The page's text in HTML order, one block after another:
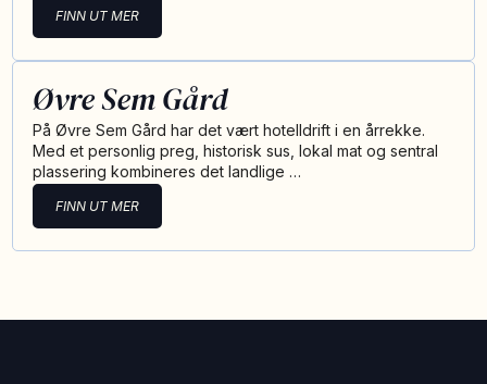
FINN UT MER
Øvre Sem Gård
På Øvre Sem Gård har det vært hotelldrift i en årrekke.
Med et personlig preg, historisk sus, lokal mat og sentral
plassering kombineres det landlige …
FINN UT MER